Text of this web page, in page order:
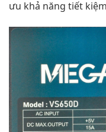
ưu khả năng tiết